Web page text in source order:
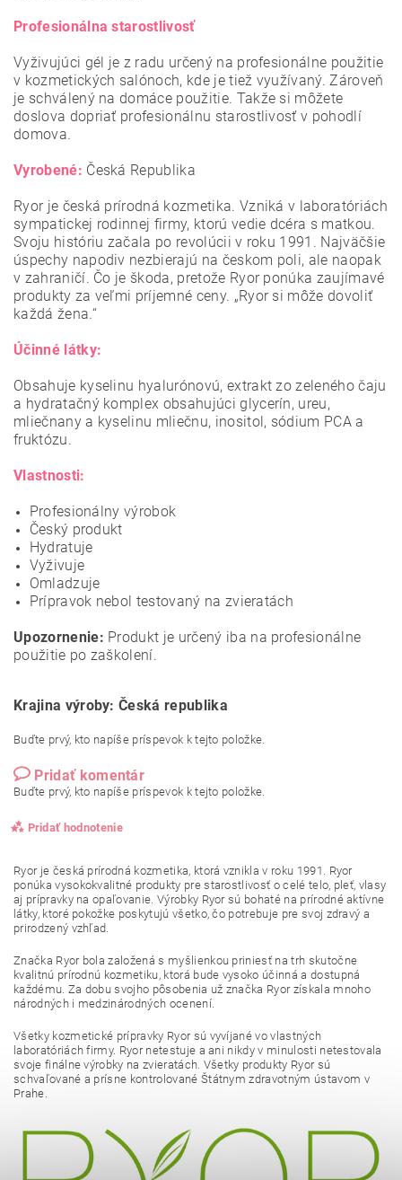
Profesionálna starostlivosť
Vyživujúci gél je z radu určený na profesionálne použitie
v kozmetických salónoch, kde je tiež využívaný. Zároveň
je schválený na domáce použitie. Takže si môžete
doslova dopriať profesionálnu starostlivosť v pohodlí
domova.
Vyrobené: Česká Republika
Ryor je česká prírodná kozmetika. Vzniká v laboratóriách
sympatickej rodinnej firmy, ktorú vedie dcéra s matkou.
Svoju históriu začala po revolúcii v roku 1991. Najväčšie
úspechy napodiv nezbierajú na českom poli, ale naopak
v zahraničí. Čo je škoda, pretože Ryor ponúka zaujímavé
produkty za veľmi príjemné ceny. „Ryor si môže dovoliť
každá žena.“
Účinné látky:
Obsahuje kyselinu hyalurónovú, extrakt zo zeleného čaju
a hydratačný komplex obsahujúci glycerín, ureu,
mliečnany a kyselinu mliečnu, inositol, sódium PCA a
fruktózu.
Vlastnosti:
Profesionálny výrobok
Český produkt
Hydratuje
Vyživuje
Omladzuje
Prípravok nebol testovaný na zvieratách
Upozornenie: Produkt je určený iba na profesionálne
použitie po zaškolení.
Krajina výroby: Česká republika
Buďte prvý, kto napíše príspevok k tejto položke.
Pridať komentár
Buďte prvý, kto napíše príspevok k tejto položke.
Pridať hodnotenie
Ryor je česká prírodná kozmetika, ktorá vznikla v roku 1991. Ryor
ponúka vysokokvalitné produkty pre starostlivosť o celé telo, pleť, vlasy
aj prípravky na opaľovanie. Výrobky Ryor sú bohaté na prírodné aktívne
látky, ktoré pokožke poskytujú všetko, čo potrebuje pre svoj zdravý a
prirodzený vzhľad.
Značka Ryor bola založená s myšlienkou priniesť na trh skutočne
kvalitnú prírodnú kozmetiku, ktorá bude vysoko účinná a dostupná
každému. Za dobu svojho pôsobenia už značka Ryor získala mnoho
národných i medzinárodných ocenení.
Všetky kozmetické prípravky Ryor sú vyvíjané vo vlastných
laboratóriách firmy. Ryor netestuje a ani nikdy v minulosti netestovala
svoje finálne výrobky na zvieratách. Všetky produkty Ryor sú
schvaľované a prísne kontrolované Štátnym zdravotným ústavom v
Prahe.